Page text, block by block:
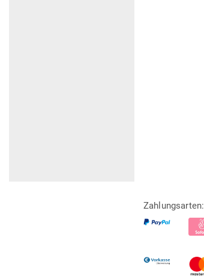
Zahlungsarten: